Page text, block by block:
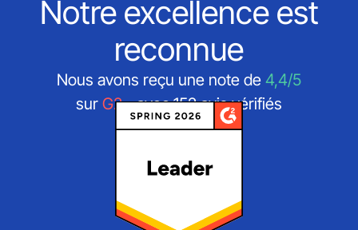
Notre excellence est
reconnue
Nous avons reçu une note de 4,4/5
sur G2- avec 152 avis vérifiés